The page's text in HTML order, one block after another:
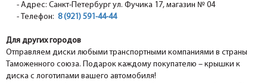
- Адрес: Санкт-Петербург ул. Фучика 17, магазин № 04
- Телефон: 8 (921) 591-44-44
Для других городов
Отправляем диски любыми транспортными компаниями в страны
Таможенного союза. Подарок каждому покупателю – крышки к
диска с логотипами вашего автомобиля!